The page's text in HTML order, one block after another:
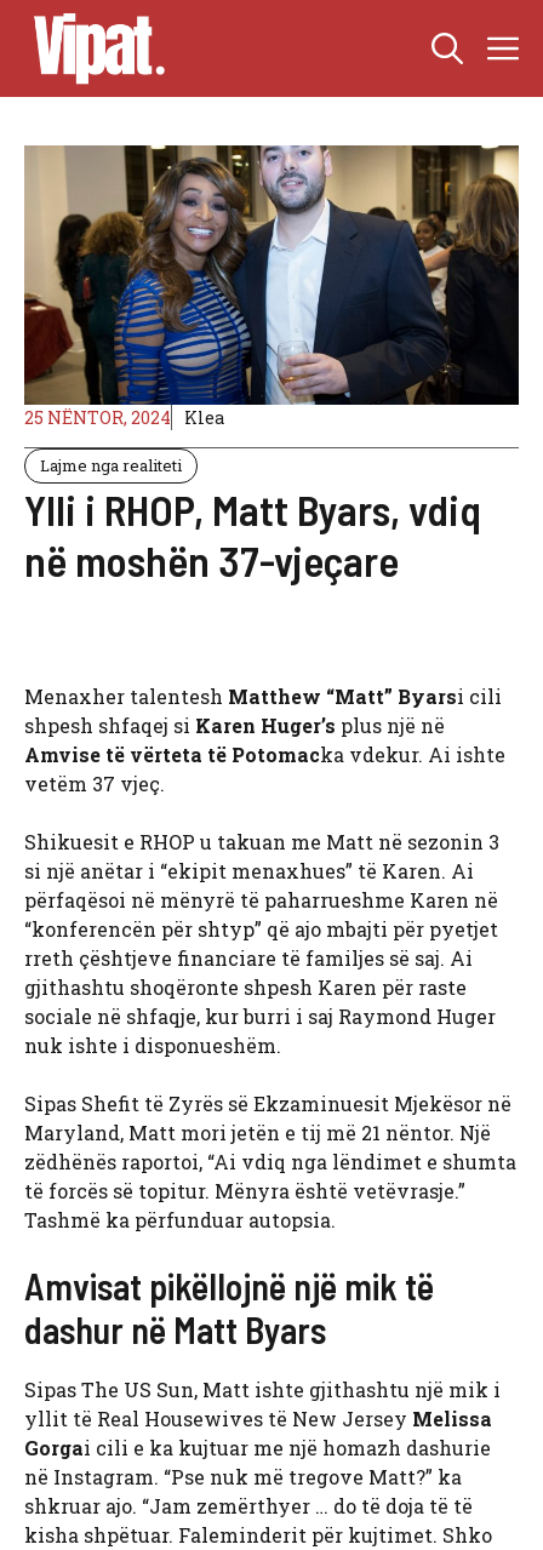
Skip
content
25 NËNTOR, 2024 Klea
Lajme nga realiteti
Ylli i RHOP, Matt Byars, vdiq
në moshën 37-vjeçare
Menaxher talentesh Matthew “Matt” Byarsi cili
shpesh shfaqej si Karen Huger’s plus një në
Amvise të vërteta të Potomacka vdekur. Ai ishte
vetëm 37 vjeç.
Shikuesit e RHOP u takuan me Matt në sezonin 3
si një anëtar i “ekipit menaxhues” të Karen. Ai
përfaqësoi në mënyrë të paharrueshme Karen në
“konferencën për shtyp” që ajo mbajti për pyetjet
rreth çështjeve financiare të familjes së saj. Ai
gjithashtu shoqëronte shpesh Karen për raste
sociale në shfaqje, kur burri i saj Raymond Huger
nuk ishte i disponueshëm.
Sipas Shefit të Zyrës së Ekzaminuesit Mjekësor në
Maryland, Matt mori jetën e tij më 21 nëntor. Një
zëdhënës raportoi, “Ai vdiq nga lëndimet e shumta
të forcës së topitur. Mënyra është vetëvrasje.”
Tashmë ka përfunduar autopsia.
Amvisat pikëllojnë një mik të
dashur në Matt Byars
Sipas The US Sun, Matt ishte gjithashtu një mik i
yllit të Real Housewives të New Jersey Melissa
Gorgai cili e ka kujtuar me një homazh dashurie
në Instagram. “Pse nuk më tregove Matt?” ka
shkruar ajo. “Jam zemërthyer … do të doja të të
kisha shpëtuar. Faleminderit për kujtimet. Shko